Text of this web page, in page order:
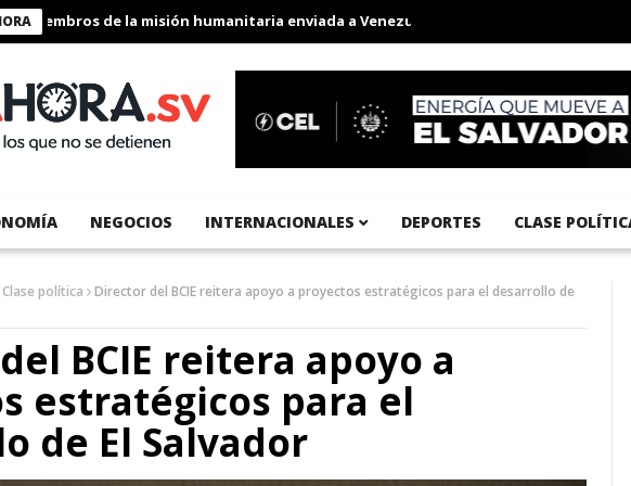
de la misión humanitaria enviada a Venezuela Aeropuerto Internacional
NEGOCIOS INTERNACIONALES DEPORTES CLASE
Clase política
Director del BCIE reitera apoyo a proyectos estratégicos para el desarrollo de
BCIE reitera apoyo a
estratégicos para el
de El Salvador